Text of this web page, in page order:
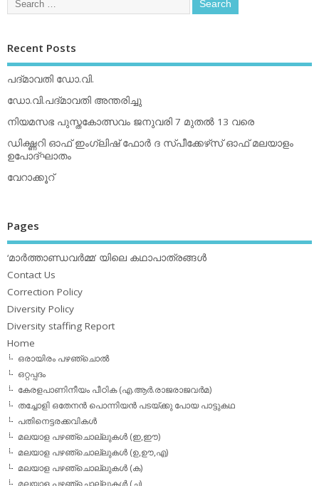
Recent Posts
പദ്മാവതി ഡോ.വി.
ഡോ.വി.പദ്മാവതി അന്തരിച്ചു
നിയമസഭ പുസ്തകോത്സവം ജനുവരി 7 മുതല്‍ 13 വരെ
ഡിക്ഷ്ണറി ഓഫ് ഇംഗ്ലിഷ് ഫോര്‍ ദ സ്പീക്കേഴ്‌സ് ഓഫ് മലയാളം
ഉപോദ്ഘാതം
വേറാക്കൂറ്
Pages
‘മാര്‍ത്താണ്ഡവര്‍മ്മ’ യിലെ കഥാപാത്രങ്ങള്‍
Contact Us
Correction Policy
Diversity Policy
Diversity staffing Report
Home
ഒരായിരം പഴഞ്ചൊല്‍
ഒറ്റപ്പദം
കേരളപാണിനീയം പീഠിക (എ.ആര്‍.രാജരാജവര്‍മ)
തച്ചോളി ഒതേനൻ പൊന്നിയൻ പടയ്‌ക്കു പോയ പാട്ടുകഥ
പതിനെട്ടരക്കവികള്‍
മലയാള പഴഞ്ചൊല്ലുകള്‍ (ഇ,ഈ)
മലയാള പഴഞ്ചൊല്ലുകള്‍ (ഉ,ഊ,എ)
മലയാള പഴഞ്ചൊല്ലുകള്‍ (ക)
മലയാള പഴഞ്ചൊല്ലുകള്‍ (ച)